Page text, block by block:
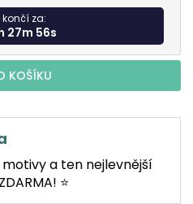
končí za:
27m 55s
KOŠÍKU
motivy a ten nejlevnější
⭐